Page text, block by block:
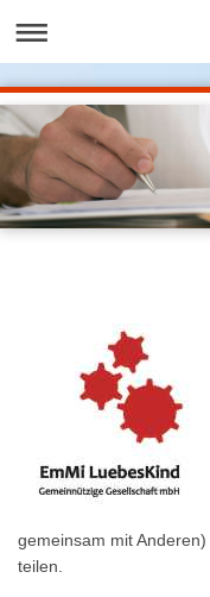
gemeinsam mit Anderen)
teilen.